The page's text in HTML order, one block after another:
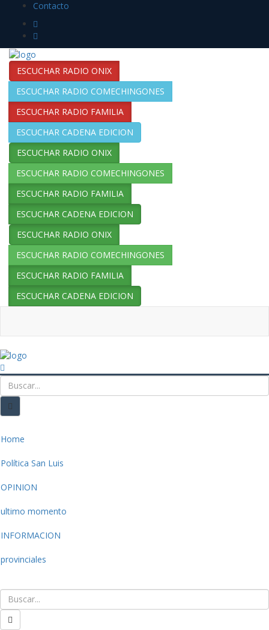
Contacto
ESCUCHAR RADIO ONIX
ESCUCHAR RADIO COMECHINGONES
ESCUCHAR RADIO FAMILIA
ESCUCHAR CADENA EDICION
ESCUCHAR RADIO ONIX
ESCUCHAR RADIO COMECHINGONES
ESCUCHAR RADIO FAMILIA
ESCUCHAR CADENA EDICION
ESCUCHAR RADIO ONIX
ESCUCHAR RADIO COMECHINGONES
ESCUCHAR RADIO FAMILIA
ESCUCHAR CADENA EDICION
Home
Política San Luis
OPINION
ultimo momento
INFORMACION
provinciales